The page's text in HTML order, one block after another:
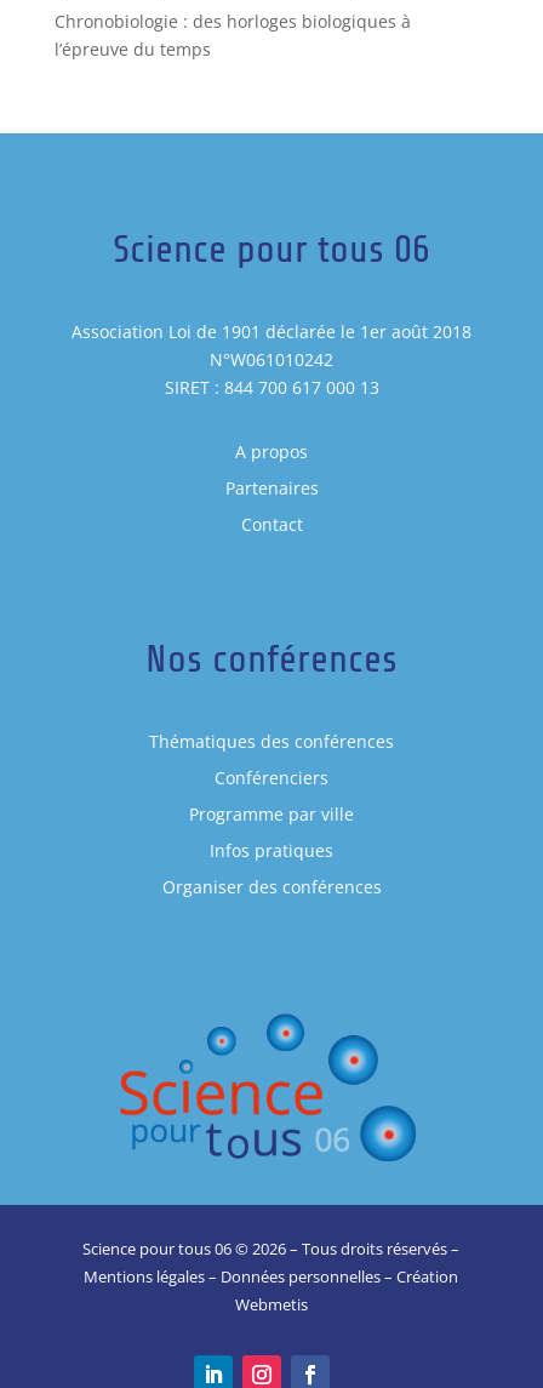
Chronobiologie : des horloges biologiques à
l’épreuve du temps
Science pour tous 06
Association Loi de 1901 déclarée le 1er août 2018
N°W061010242
SIRET : 844 700 617 000 13
A propos
Partenaires
Contact
Nos conférences
Thématiques des conférences
Conférenciers
Programme par ville
Infos pratiques
Organiser des conférences
Science pour tous 06 © 2026 – Tous droits réservés –
Mentions légales– Données personnelles– Création
Webmetis